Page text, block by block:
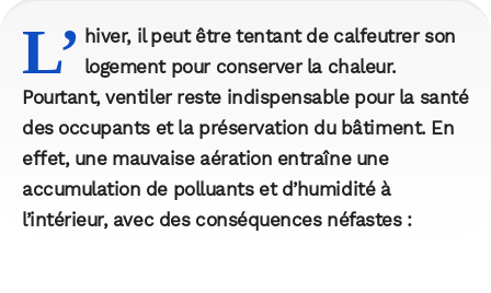
L’ hiver, il peut être tentant de calfeutrer son
logement pour conserver la chaleur.
Pourtant, ventiler reste indispensable pour la santé
des occupants et la préservation du bâtiment. En
effet, une mauvaise aération entraîne une
accumulation de polluants et d’humidité à
l’intérieur, avec des conséquences néfastes :